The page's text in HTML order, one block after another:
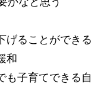
げることができる
和
も子育てできる自